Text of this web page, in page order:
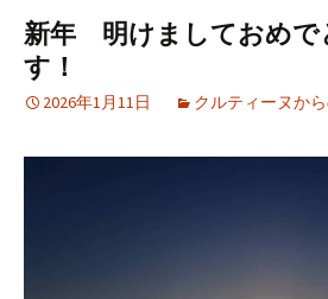
新年 明けましておめで
す！
2026年1月11日 クルティーヌか